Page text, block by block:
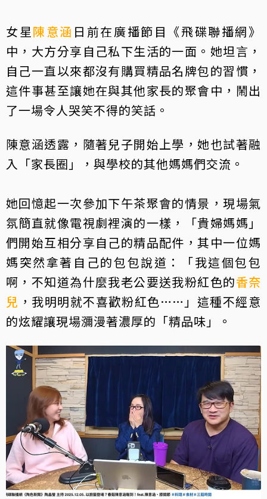
女星陳意涵 日前在廣播節目《飛碟聯播網》
中，大方分享自己私下生活的一面。她坦言，
自己一直以來都沒有購買精品名牌包的習慣，
這件事甚至讓她在與其他家長的聚會中，鬧出
了一場令人哭笑不得的笑話。
陳意涵透露，隨著兒子開始上學，她也試著融
入「家長圈」，與學校的其他媽媽們交流。
她回憶起一次參加下午茶聚會的情景，現場氣
氛簡直就像電視劇裡演的一樣，「貴婦媽媽」
們開始互相分享自己的精品配件，其中一位媽
媽突然拿著自己的包包說道：「我這個包包
啊，不知道為什麼我老公要送我粉紅色的香奈
兒 ，我明明就不喜歡粉紅色……」這種不經意
的炫耀讓現場瀰漫著濃厚的「精品味」。